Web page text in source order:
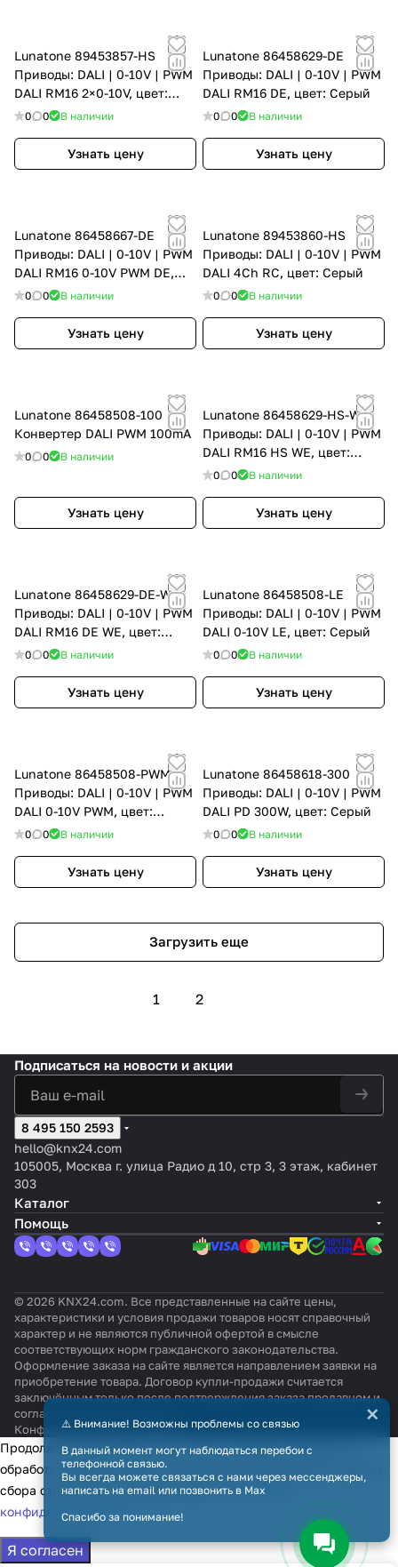
Lunatone 89453857-HS
Приводы: DALI | 0-10V | PWM
DALI RM16 2×0-10V, цвет:
Серый
0 0 В наличии
Узнать цену
Lunatone 86458629-DE
Приводы: DALI | 0-10V | PWM
DALI RM16 DE, цвет: Серый
0 0 В наличии
Узнать цену
Lunatone 86458667-DE
Приводы: DALI | 0-10V | PWM
DALI RM16 0-10V PWM DE,
цвет: Серый
0 0 В наличии
Узнать цену
Lunatone 89453860-HS
Приводы: DALI | 0-10V | PWM
DALI 4Ch RC, цвет: Серый
0 0 В наличии
Узнать цену
Lunatone 86458508-100
Конвертер DALI PWM 100mA
0 0 В наличии
Узнать цену
Lunatone 86458629-HS-WE
Приводы: DALI | 0-10V | PWM
DALI RM16 HS WE, цвет:
Серый
0 0 В наличии
Узнать цену
Lunatone 86458629-DE-WE
Приводы: DALI | 0-10V | PWM
DALI RM16 DE WE, цвет:
Серый
0 0 В наличии
Узнать цену
Lunatone 86458508-LE
Приводы: DALI | 0-10V | PWM
DALI 0-10V LE, цвет: Серый
0 0 В наличии
Узнать цену
Lunatone 86458508-PWM
Приводы: DALI | 0-10V | PWM
DALI 0-10V PWM, цвет:
Серый
0 0 В наличии
Узнать цену
Lunatone 86458618-300
Приводы: DALI | 0-10V | PWM
DALI PD 300W, цвет: Серый
0 0 В наличии
Узнать цену
Загрузить еще
1 2
Подписаться на новости и акции
8 495 150 2593
hello@knx24.com
105005, Москва г. улица Радио д 10, стр 3, 3 этаж, кабинет
303
Каталог
Помощь
© 2026 KNX24.com. Все представленные на сайте цены,
характеристики и условия продажи товаров носят справочный
характер и не являются публичной офертой в смысле
соответствующих норм гражданского законодательства.
Оформление заказа на сайте является направлением заявки на
приобретение товара. Договор купли-продажи считается
заключённым только после подтверждения заказа продавцом и
согласования всех условий.
КонфиденциальностьОферта
⚠️ Внимание! Возможны проблемы со связью
В данный момент могут наблюдаться перебои с
телефонной связью.
Вы всегда можете связаться с нами через мессенджеры,
написать на email или позвонить в Max
Спасибо за понимание!
×
Продолжая использовать наш сайт, вы даёте согласие на
обработку файлов cookie в целях функционирования сайта и
сбора статистики в соответствии сполитикой
конфиденциальности
Я согласен